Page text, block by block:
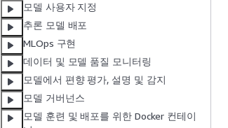
모델 사용자 지정
추론 모델 배포
MLOps 구현
데이터 및 모델 품질 모니터링
모델에서 편향 평가, 설명 및 감지
모델 거버넌스
모델 훈련 및 배포를 위한 Docker 컨테이